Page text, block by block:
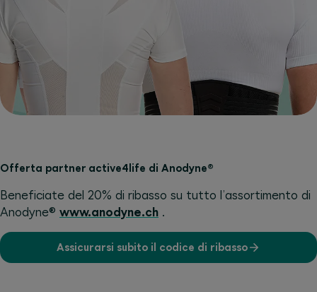
Offerta partner active4life di Anodyne®
Beneficiate del 20% di ribasso su tutto l’assortimento di
Anodyne® www.anodyne.ch .
Assicurarsi subito il codice di ribasso